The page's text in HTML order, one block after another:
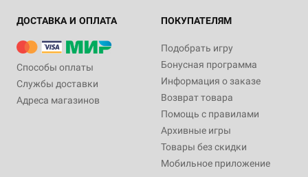
ДОСТАВКА И ОПЛАТА
Способы оплаты
Службы доставки
Адреса магазинов
ПОКУПАТЕЛЯМ
Подобрать игру
Бонусная программа
Информация о заказе
Возврат товара
Помощь с правилами
Архивные игры
Товары без скидки
Мобильное приложение